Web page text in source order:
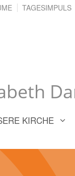
TAGESIMPULS
KIRCHE